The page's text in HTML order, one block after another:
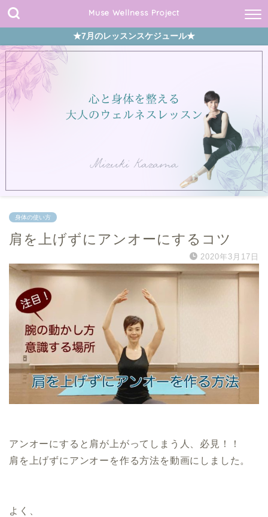
Muse Wellness Project
★7月のレッスンスケジュール★
身体の使い方
肩を上げずにアンオーにするコツ
2020年3月17日
アンオーにすると肩が上がってしまう人、必見！！
肩を上げずにアンオーを作る方法を動画にしました。
よく、